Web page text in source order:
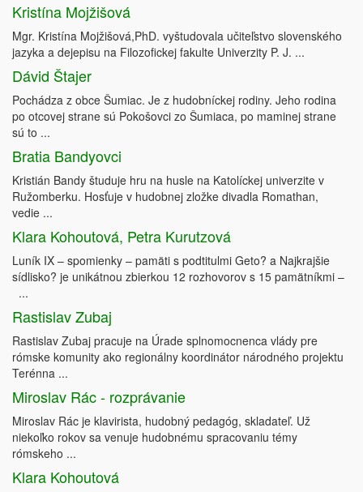
Kristína Mojžišová
Mgr. Kristína Mojžišová,PhD. vyštudovala učiteľstvo slovenského
jazyka a dejepisu na Filozofickej fakulte Univerzity P. J. ...
Dávid Štajer
Pochádza z obce Šumiac. Je z hudobníckej rodiny. Jeho rodina
po otcovej strane sú Pokošovci zo Šumiaca, po maminej strane
sú to ...
Bratia Bandyovci
Kristián Bandy študuje hru na husle na Katolíckej univerzite v
Ružomberku. Hosťuje v hudobnej zložke divadla Romathan,
vedie ...
Klara Kohoutová, Petra Kurutzová
Luník IX – spomienky – pamäti s podtitulmi Geto? a Najkrajšie
sídlisko? je unikátnou zbierkou 12 rozhovorov s 15 pamätníkmi –
...
Rastislav Zubaj
Rastislav Zubaj pracuje na Úrade splnomocnenca vlády pre
rómske komunity ako regionálny koordinátor národného projektu
Terénna ...
Miroslav Rác - rozprávanie
Miroslav Rác je klavirista, hudobný pedagóg, skladateľ. Už
niekoľko rokov sa venuje hudobnému spracovaniu témy
rómskeho ...
Klara Kohoutová